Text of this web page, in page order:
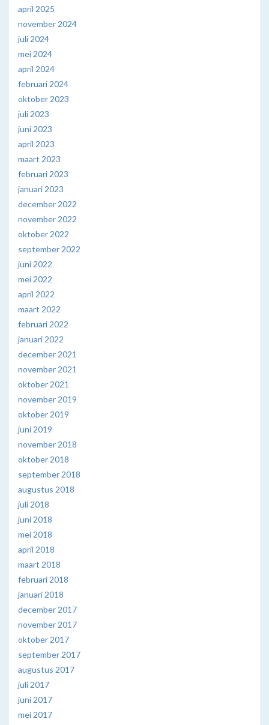
april 2025
november 2024
juli 2024
mei 2024
april 2024
februari 2024
oktober 2023
juli 2023
juni 2023
april 2023
maart 2023
februari 2023
januari 2023
december 2022
november 2022
oktober 2022
september 2022
juni 2022
mei 2022
april 2022
maart 2022
februari 2022
januari 2022
december 2021
november 2021
oktober 2021
november 2019
oktober 2019
juni 2019
november 2018
oktober 2018
september 2018
augustus 2018
juli 2018
juni 2018
mei 2018
april 2018
maart 2018
februari 2018
januari 2018
december 2017
november 2017
oktober 2017
september 2017
augustus 2017
juli 2017
juni 2017
mei 2017